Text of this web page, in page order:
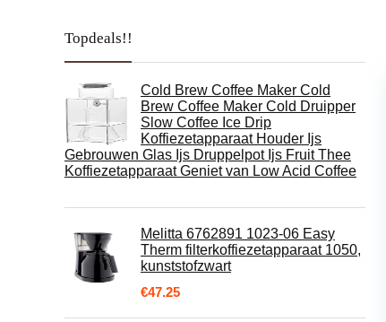
Topdeals!!
Cold Brew Coffee Maker Cold
Brew Coffee Maker Cold Druipper
Slow Coffee Ice Drip
Koffiezetapparaat Houder Ijs
Gebrouwen Glas Ijs Druppelpot Ijs Fruit Thee
Koffiezetapparaat Geniet van Low Acid Coffee
Melitta 6762891 1023-06 Easy
Therm filterkoffiezetapparaat 1050,
kunststofzwart
€47.25